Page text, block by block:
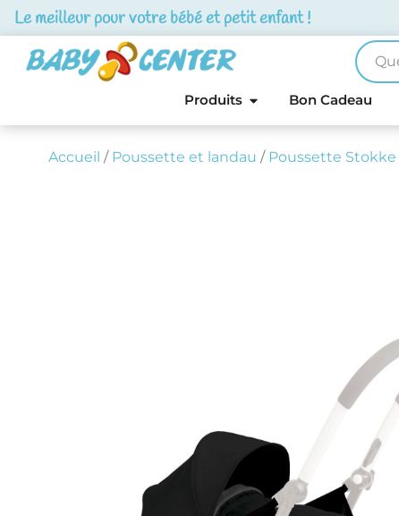
Le meilleur pour votre bébé et petit enfant !
Produits Bon Cadeau
Accueil / Poussette et landau / Poussette Stokke